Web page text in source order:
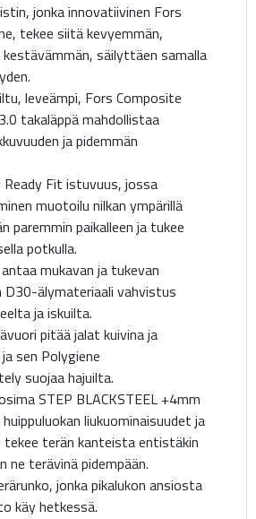
jonka innovatiivinen Fors
tekee siitä kevyemmän,
säilyttäen samalla
leveämpi, Fors Composite
takaläppä mahdollistaa
ja pidemmän
Ready Fit istuvuus, jossa
muotoilu nilkan ympärillä
paremmin paikalleen ja tukee
potkulla.
mukavan ja tukevan
D30-älymateriaali vahvistus
ja iskuilta.
pitää jalat kuivina ja
sen Polygiene
suojaa hajuilta.
STEP BLACKSTEEL +4mm
liukuominaisuudet ja
tekee terän kanteista entistäkin
ne terävinä pidempään.
jonka pikalukon ansiosta
käy hetkessä.